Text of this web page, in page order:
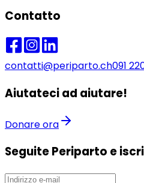
Contatto
contatti@periparto.ch091
Aiutateci ad aiutare!
Donare ora
Seguite Periparto e